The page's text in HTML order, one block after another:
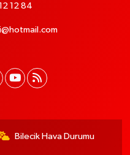
12 84
Bilecik Hava Durumu